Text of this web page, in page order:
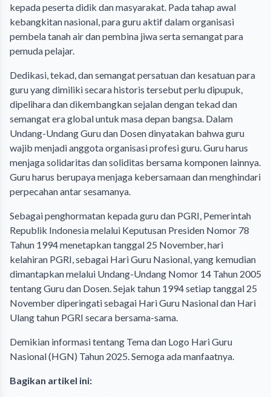
kepada peserta didik dan masyarakat. Pada tahap awal
kebangkitan nasional, para guru aktif dalam organisasi
pembela tanah air dan pembina jiwa serta semangat para
pemuda pelajar.
Dedikasi, tekad, dan semangat persatuan dan kesatuan para
guru yang dimiliki secara historis tersebut perlu dipupuk,
dipelihara dan dikembangkan sejalan dengan tekad dan
semangat era global untuk masa depan bangsa. Dalam
Undang-Undang Guru dan Dosen dinyatakan bahwa guru
wajib menjadi anggota organisasi profesi guru. Guru harus
menjaga solidaritas dan soliditas bersama komponen lainnya.
Guru harus berupaya menjaga kebersamaan dan menghindari
perpecahan antar sesamanya.
Sebagai penghormatan kepada guru dan PGRI, Pemerintah
Republik Indonesia melalui Keputusan Presiden Nomor 78
Tahun 1994 menetapkan tanggal 25 November, hari
kelahiran PGRI, sebagai Hari Guru Nasional, yang kemudian
dimantapkan melalui Undang-Undang Nomor 14 Tahun 2005
tentang Guru dan Dosen. Sejak tahun 1994 setiap tanggal 25
November diperingati sebagai Hari Guru Nasional dan Hari
Ulang tahun PGRI secara bersama-sama.
Demikian informasi tentang Tema dan Logo Hari Guru
Nasional (HGN) Tahun 2025. Semoga ada manfaatnya.
Bagikan artikel ini: